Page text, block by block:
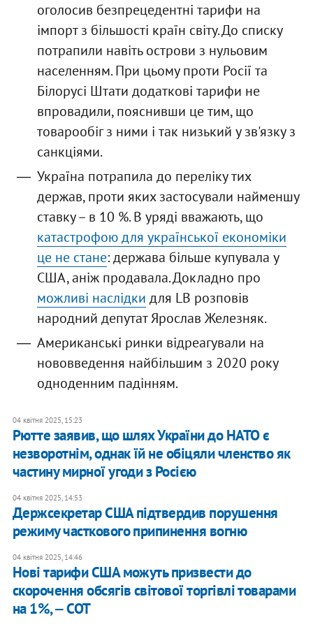
оголосив безпрецедентні тарифи на
імпорт з більшості країн світу. До списку
потрапили навіть острови з нульовим
населенням. При цьому проти Росії та
Білорусі Штати додаткові тарифи не
впровадили, пояснивши це тим, що
товарообіг з ними і так низький у зв'язку з
санкціями.
Україна потрапила до переліку тих
держав, проти яких застосували найменшу
ставку – в 10 %. В уряді вважають, що
катастрофою для української економіки
це не стане: держава більше купувала у
США, аніж продавала. Докладно про
можливі наслідки для LB розповів
народний депутат Ярослав Железняк.
Американські ринки відреагували на
нововведення найбільшим з 2020 року
одноденним падінням.
04 квітня 2025, 15:23
Рютте заявив, що шлях України до НАТО є
незворотнім, однак їй не обіцяли членство як
частину мирної угоди з Росією
04 квітня 2025, 14:53
Держсекретар США підтвердив порушення
режиму часткового припинення вогню
04 квітня 2025, 14:46
Нові тарифи США можуть призвести до
скорочення обсягів світової торгівлі товарами
на 1%, ‒ СОТ